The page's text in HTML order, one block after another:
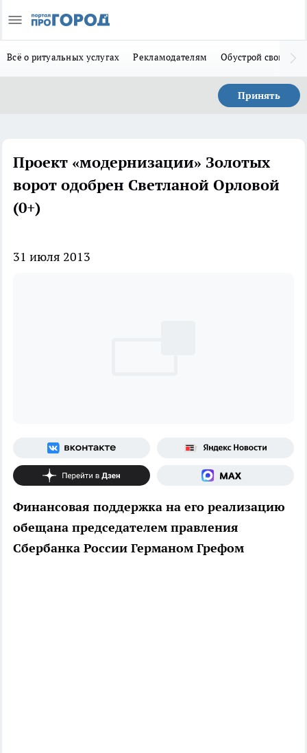
Всё о ритуальных услугах Рекламодателям Обустрой свой дом
Принять
Проект «модернизации» Золотых
ворот одобрен Светланой Орловой
(0+)
31 июля 2013
Финансовая поддержка на его реализацию
обещана председателем правления
Сбербанка России Германом Грефом